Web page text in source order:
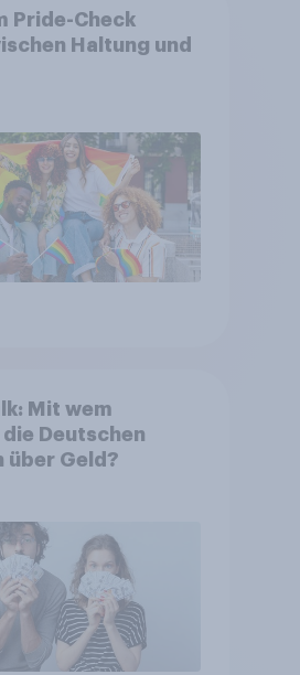
Pride-Check
Haltung und
Mit wem
Deutschen
über Geld?